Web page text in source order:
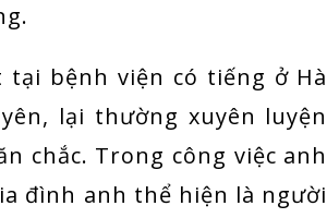
bệnh viện có tiếng ở Hà
lại thường xuyên luyện
chắc. Trong công việc anh
đình anh thể hiện là người